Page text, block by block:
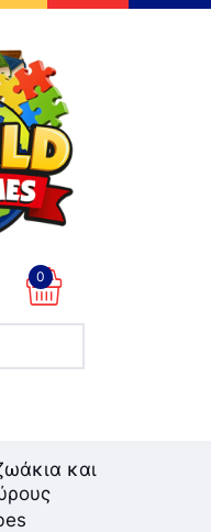
0
και